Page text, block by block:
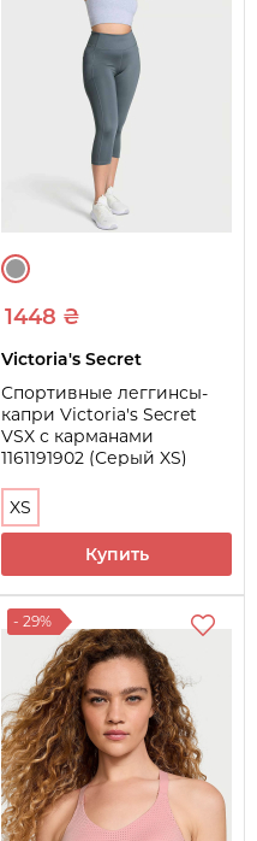
1448 ₴
Victoria's Secret
Спортивные леггинсы-
капри Victoria's Secret
VSX с карманами
1161191902 (Серый XS)
XS
Купить
- 29%